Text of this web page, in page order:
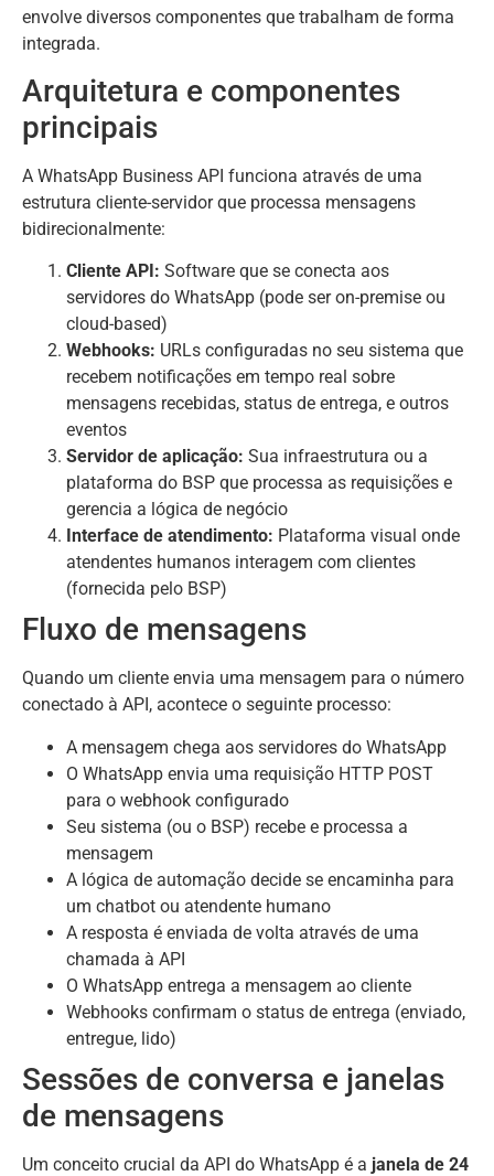
envolve diversos componentes que trabalham de forma
integrada.
Arquitetura e componentes
principais
A WhatsApp Business API funciona através de uma
estrutura cliente-servidor que processa mensagens
bidirecionalmente:
Cliente API: Software que se conecta aos
servidores do WhatsApp (pode ser on-premise ou
cloud-based)
Webhooks: URLs configuradas no seu sistema que
recebem notificações em tempo real sobre
mensagens recebidas, status de entrega, e outros
eventos
Servidor de aplicação: Sua infraestrutura ou a
plataforma do BSP que processa as requisições e
gerencia a lógica de negócio
Interface de atendimento: Plataforma visual onde
atendentes humanos interagem com clientes
(fornecida pelo BSP)
Fluxo de mensagens
Quando um cliente envia uma mensagem para o número
conectado à API, acontece o seguinte processo:
A mensagem chega aos servidores do WhatsApp
O WhatsApp envia uma requisição HTTP POST
para o webhook configurado
Seu sistema (ou o BSP) recebe e processa a
mensagem
A lógica de automação decide se encaminha para
um chatbot ou atendente humano
A resposta é enviada de volta através de uma
chamada à API
O WhatsApp entrega a mensagem ao cliente
Webhooks confirmam o status de entrega (enviado,
entregue, lido)
Sessões de conversa e janelas
de mensagens
Um conceito crucial da API do WhatsApp é a janela de 24